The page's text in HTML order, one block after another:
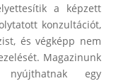
a képzett
konzultációt,
és végképp nem
Magazinunk
egy